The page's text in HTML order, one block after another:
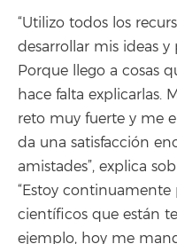
“Utilizo todos los
desarrollar mis ideas
Porque llego a cosas
hace falta explicarlas.
reto muy fuerte y me
da una satisfacción
amistades”, explica
“Estoy
científicos que están
ejemplo, hoy me